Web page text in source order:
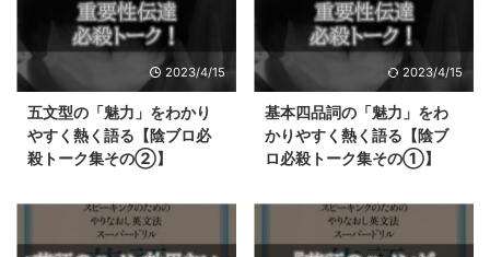
2023/4/15
五文型の「魅力」をわかり
やすく熱く語る【陰ブロ必
殺トーク集その②】
2023/4/15
基本四品詞の「魅力」をわ
かりやすく熱く語る【陰ブ
ロ必殺トーク集その①】